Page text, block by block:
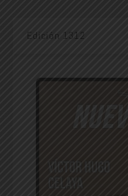
Edición 1312